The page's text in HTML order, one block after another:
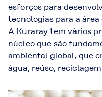
esforços para
tecnologias para a
A Kuraray tem vários
núcleo que são
ambiental global, que
água, reúso,